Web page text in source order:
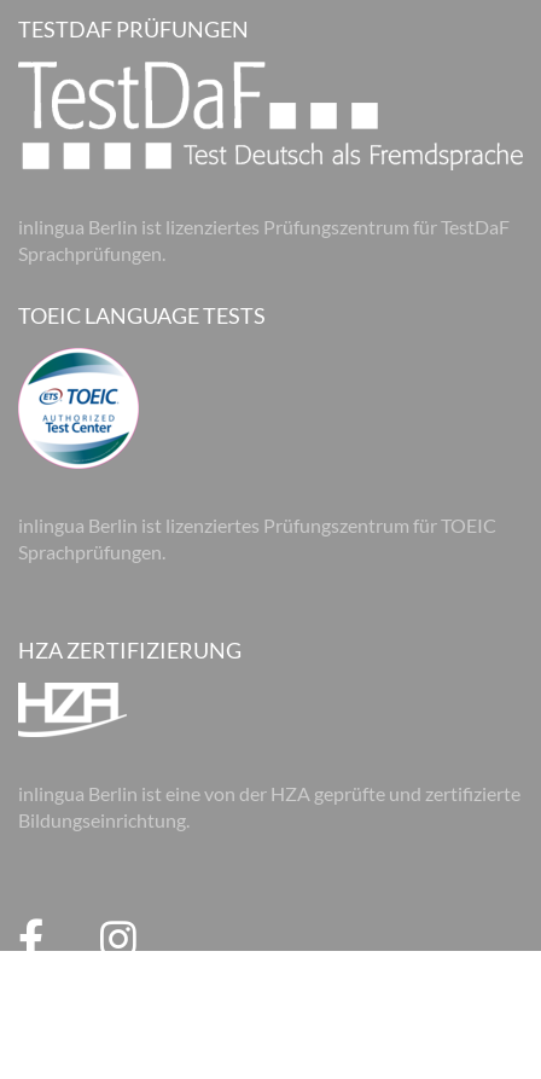
TESTDAF PRÜFUNGEN
inlingua Berlin ist lizenziertes Prüfungszentrum für TestDaF
Sprachprüfungen.
TOEIC LANGUAGE TESTS
inlingua Berlin ist lizenziertes Prüfungszentrum für TOEIC
Sprachprüfungen.
HZA ZERTIFIZIERUNG
inlingua Berlin ist eine von der HZA geprüfte und zertifizierte
Bildungseinrichtung.